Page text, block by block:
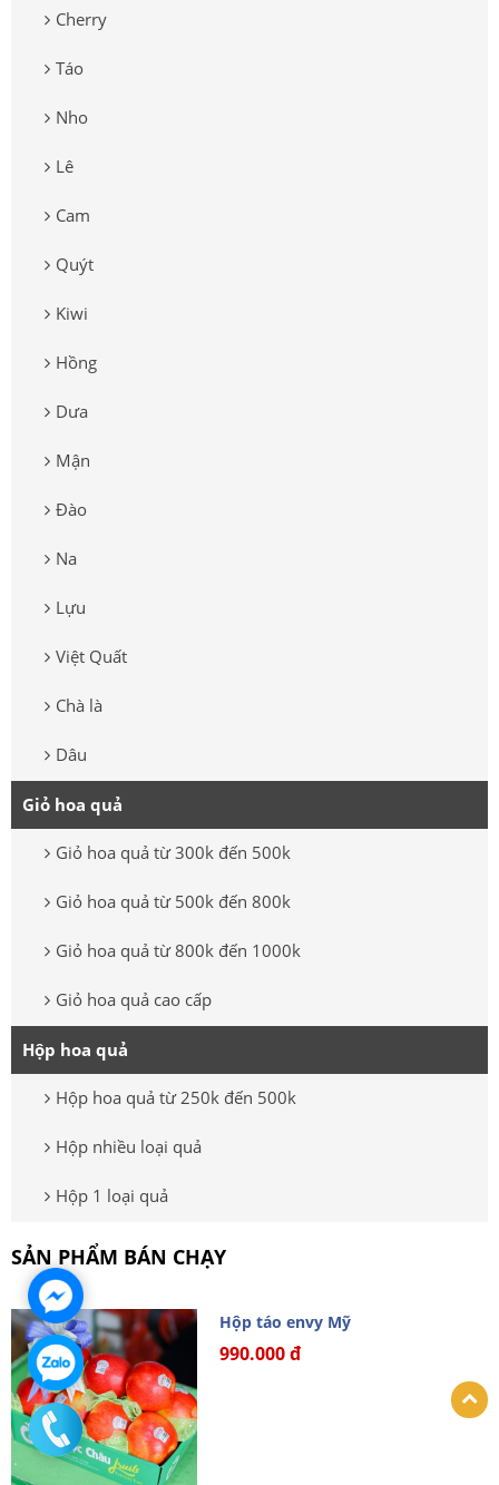
Cherry
Táo
Nho
Lê
Cam
Quýt
Kiwi
Hồng
Dưa
Mận
Đào
Na
Lựu
Việt Quất
Chà là
Dâu
Giỏ hoa quả
Giỏ hoa quả từ 300k đến 500k
Giỏ hoa quả từ 500k đến 800k
Giỏ hoa quả từ 800k đến 1000k
Giỏ hoa quả cao cấp
Hộp hoa quả
Hộp hoa quả từ 250k đến 500k
Hộp nhiều loại quả
Hộp 1 loại quả
SẢN PHẨM BÁN CHẠY
Hộp táo envy Mỹ
990.000 đ